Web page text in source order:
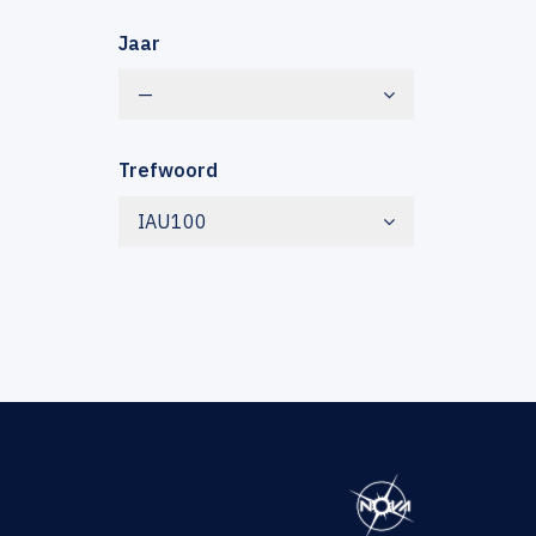
Jaar
—
Trefwoord
IAU100